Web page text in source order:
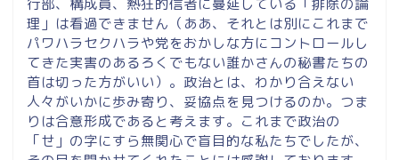
行部、構成員、熱狂的信者に蔓延している「排除の論
理」は看過できません（ああ、それとは別にこれまで
パワハラセクハラや党をおかしな方にコントロールし
てきた実害のあるろくでもない誰かさんの秘書たちの
首は切った方がいい）。政治とは、わかり合えない
人々がいかに歩み寄り、妥協点を見つけるのか。つま
りは合意形成であると考えます。これまで政治の
「せ」の字にすら無関心で盲目的な私たちでしたが、